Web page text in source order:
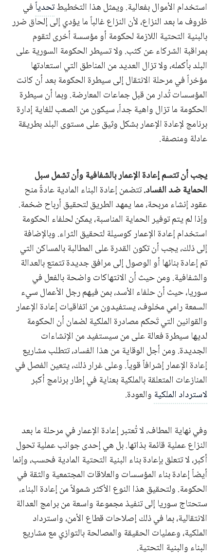
استخدام الأموال بفعالية. ويمثل هذا التخطيطتحدياًفي
ظروف ما بعد النزاع، لأن النزاع غالباً ما يؤدي إلى إلحاق ضرر
بالبنية التحتية اللازمة لحكومة أو مؤسسة أخرى لتقوم
بمراقبة الشركاء عن كثب. ولا تسيطر الحكومة السورية على
البلد بأكمله، ولا تزال العديد من المناطق التي استعادتها
مؤخراً في مرحلة الانتقال إلى سيطرة الحكومة بعد أن كانت
المؤسسات تُدار من قبل جماعات المعارضة. وبما أن سيطرة
الحكومة ما تزال واهية جداً، سيكون من الصعب للغاية إدارة
برنامج لإعادة الإعمار بشكل وثيق على مستوى البلد بطريقة
عادلة ومنصفة.
يجب أن تتسم إعادة الإعمار بالشفافية وأن تشمل سبل
الحماية ضد الفساد.تتضمن إعادة البناء المادية عادةً منح
عقود إنشاء مربحة، مما يمهد الطريق لتحقيق أرباح ضخمة.
وإذا لم يتم توفير الحماية المناسبة، يمكن لحلفاء الحكومة
استخدام إعادة الإعمار كوسيلة لتحقيق الثراء. وبالإضافة
إلى ذلك، يجب أن تكون القدرة على المطالبة بالمساكن التي
تم إعادة بنائها أو الوصول إلى مرافق جديدة تتمتع بالعدالة
والشفافية. ومن حيث أن الانتهاكات واضحة بالفعل في
سوريا، حيث أن حلفاء الأسد، بمن فيهم رجل الأعمال سيء
السمعة رامي مخلوف، يستفيدون من اتفاقيات إعادة الإعمار
والقوانين التي تَحكم مصادرة الملكية لضمان أن الحكومة
لديها سيطرة فعالة على من سيستفيد من الإنشاءات
الجديدة. ومن أجل الوقاية من هذا الفساد، تتطلب مشاريع
إعادة الإعمار إشرافاً قوياً. وعلى غرار ذلك، يتعين الفصل في
المنازعات المتعلقة بالملكية بعناية في إطار برنامج أكبر
لاسترداد الملكية والعودة.
وفي نهاية المطاف، لا تُعتبر إعادة الإعمار في مرحلة ما بعد
النزاع عملية قائمة بذاتها. بل هي إحدى جوانب عملية تحول
أكبر، لا تتعلق بإعادة بناء البنية التحتية المادية فحسب، وإنما
أيضاً إعادة بناء المؤسسات والعلاقات المجتمعية والثقة في
الحكومة. ولتحقيق هذا النوع الأكثر شمولاً من إعادة البناء،
ستحتاج سوريا إلى تنفيذ مجموعة واسعة من برامج العدالة
الانتقالية، بما في ذلك إصلاحات قطاع الأمن، واسترداد
الملكية، وعمليات الحقيقة والمصالحة بالتوازي مع مشاريع
البناء والبنية التحتية.